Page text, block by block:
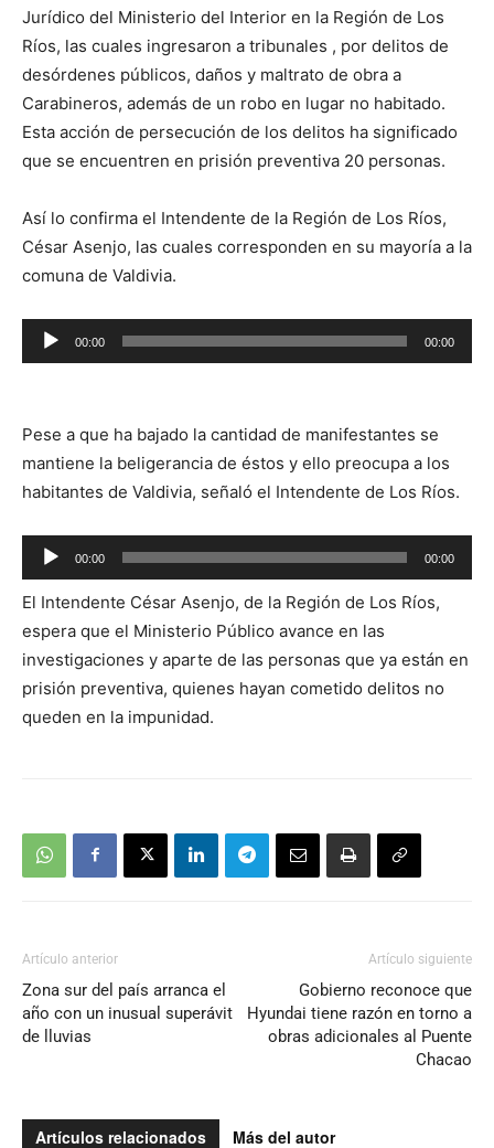
Jurídico del Ministerio del Interior en la Región de Los
Ríos, las cuales ingresaron a tribunales , por delitos de
desórdenes públicos, daños y maltrato de obra a
Carabineros, además de un robo en lugar no habitado.
Esta acción de persecución de los delitos ha significado
que se encuentren en prisión preventiva 20 personas.
Así lo confirma el Intendente de la Región de Los Ríos,
César Asenjo, las cuales corresponden en su mayoría a la
comuna de Valdivia.
Reproductor
de
00:00 00:00
Pese a que ha bajado la cantidad de manifestantes se
mantiene la beligerancia de éstos y ello preocupa a los
habitantes de Valdivia, señaló el Intendente de Los Ríos.
Reproductor
de
audio
00:00 00:00
El Intendente César Asenjo, de la Región de Los Ríos,
espera que el Ministerio Público avance en las
investigaciones y aparte de las personas que ya están en
prisión preventiva, quienes hayan cometido delitos no
queden en la impunidad.
Artículo anterior
Zona sur del país arranca el
año con un inusual superávit
de lluvias
Artículo siguiente
Gobierno reconoce que
Hyundai tiene razón en torno a
obras adicionales al Puente
Chacao
Artículos relacionados Más del autor